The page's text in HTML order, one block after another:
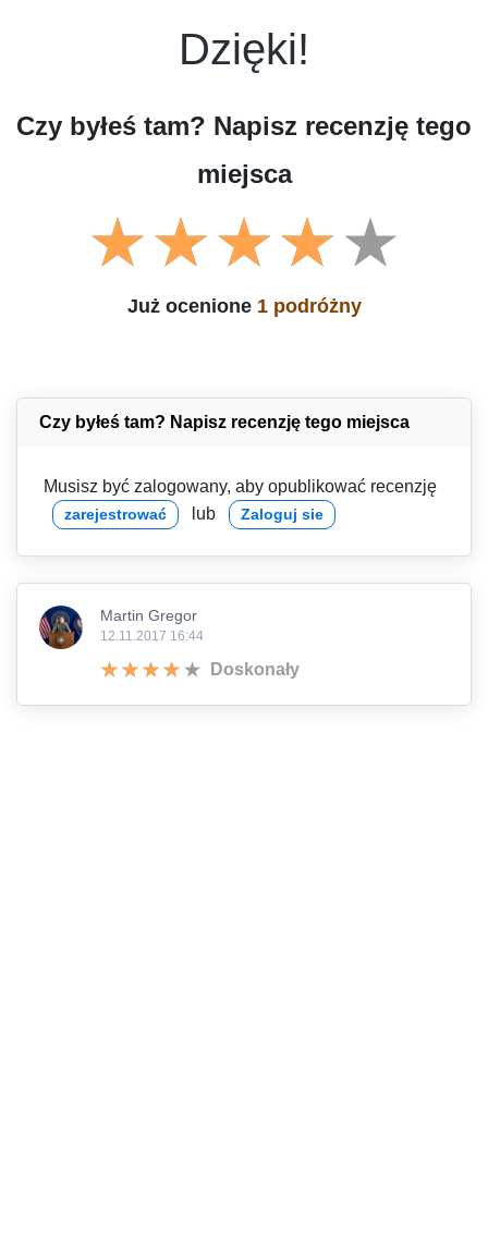
Dzięki!
Czy byłeś tam? Napisz recenzję tego
miejsca
Już ocenione 1 podróżny
Czy byłeś tam? Napisz recenzję tego miejsca
Musisz być zalogowany, aby opublikować recenzję
zarejestrować lub Zaloguj sie
Martin Gregor
12.11.2017 16:44
Doskonały